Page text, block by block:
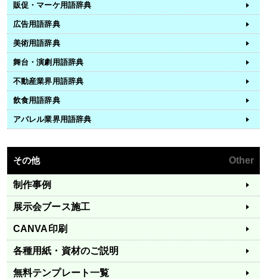
販促・マーケ用語辞典
広告用語辞典
美術用語辞典
舞台・演劇用語辞典
不動産業界用語辞典
飲食用語辞典
アパレル業界用語辞典
その他 Other
制作事例
展示会ブース施工
CANVA印刷
各種用紙・資材のご説明
無料テンプレート一覧